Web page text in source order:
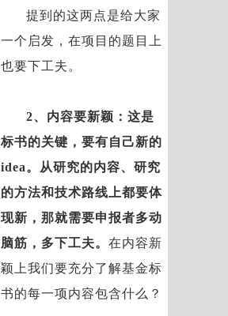
提到的这两点是给大家
一个启发，在项目的题目上
也要下工夫。
2、内容要新颖：这是
标书的关键，要有自己新的
idea。从研究的内容、研究
的方法和技术路线上都要体
现新，那就需要申报者多动
脑筋，多下工夫。在内容新
颖上我们要充分了解基金标
书的每一项内容包含什么？